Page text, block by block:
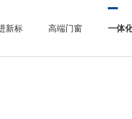
新标 高端门窗 一体